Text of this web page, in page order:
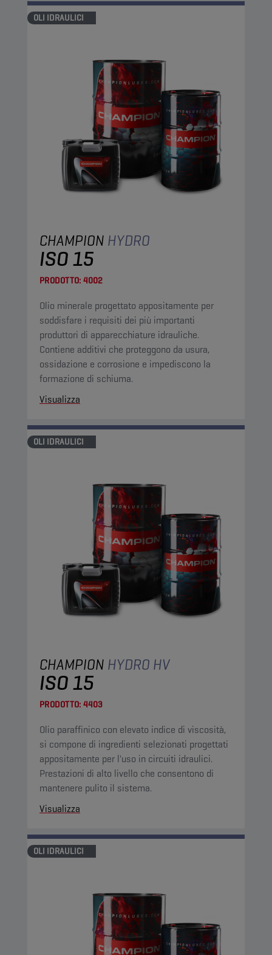
OLI IDRAULICI
CHAMPION HYDRO
ISO 15
PRODOTTO: 4002
Olio minerale progettato appositamente per
soddisfare i requisiti dei più importanti
produttori di apparecchiature idrauliche.
Contiene additivi che proteggono da usura,
ossidazione e corrosione e impediscono la
formazione di schiuma.
Visualizza
OLI IDRAULICI
CHAMPION HYDRO HV
ISO 15
PRODOTTO: 4403
Olio paraffinico con elevato indice di viscosità,
si compone di ingredienti selezionati progettati
appositamente per l'uso in circuiti idraulici.
Prestazioni di alto livello che consentono di
mantenere pulito il sistema.
Visualizza
OLI IDRAULICI